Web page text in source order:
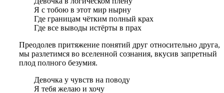
Я с тобою в этот мир нырну
Где границам чётким полный крах
Где все выводы истёрты в прах
Преодолев притяжение понятий друг относительно друга,
мы разлетимся во вселенной сознания, вкусив запретный
плод полного безумия.
Девочка у чувств на поводу
Я тебя желаю и хочу